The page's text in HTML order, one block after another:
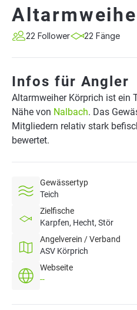
22 Follower 22 Fänge
Infos für Angler
Altarmweiher Körprich ist ein
Nähe von Nalbach. Das
Mitgliedern relativ stark
bewertet.
Gewässertyp
Teich
Zielfische
Karpfen, Hecht, Stör
Angelverein / Verband
ASV Körprich
Webseite
--